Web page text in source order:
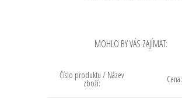
MOHLO BY VÁS ZAJÍMAT:
Číslo produktu / Název
zboží: Cena: